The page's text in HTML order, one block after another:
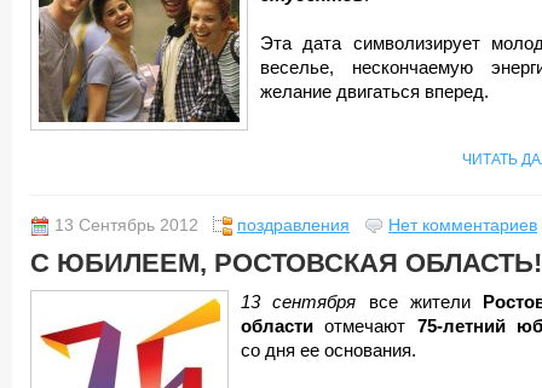
Эта дата символизирует
веселье, нескончаемую
желание двигаться вперед.
ЧИТАТЬ
13 Сентябрь 2012 поздравления Нет комментариев
С ЮБИЛЕЕМ, РОСТОВСКАЯ ОБЛАСТЬ!
13 сентября все жители
области отмечают 75-летний
со дня ее основания.